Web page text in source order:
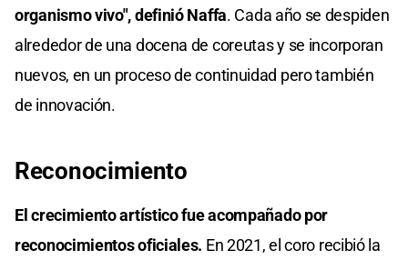
organismo vivo", definió Naffa. Cada año se despiden
alrededor de una docena de coreutas y se incorporan
nuevos, en un proceso de continuidad pero también
de innovación.
Reconocimiento
El crecimiento artístico fue acompañado por
reconocimientos oficiales. En 2021, el coro recibió la